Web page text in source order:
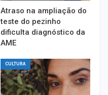
Atraso na ampliação do
teste do pezinho
dificulta diagnóstico da
AME
CULTURA